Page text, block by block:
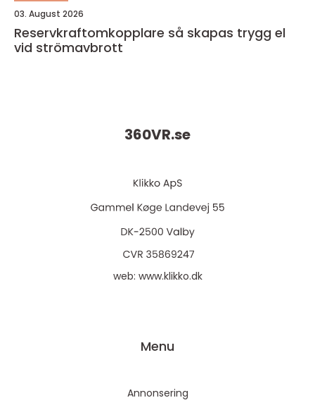
03. August 2026
Reservkraftomkopplare så skapas trygg el
vid strömavbrott
360VR.se
web: www.klikko.dk
Menu
Annonsering